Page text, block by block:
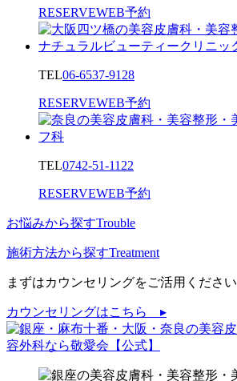
RESERVEWEB予約
TEL06-6537-9128
RESERVEWEB予約
TEL0742-51-1122
RESERVEWEB予約
お悩みから探すTrouble
施術方法から探すTreatment
まずはカウンセリングをご活用ください
カウンセリングはこちら ▸